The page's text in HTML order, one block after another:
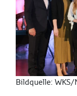
Bildquelle: